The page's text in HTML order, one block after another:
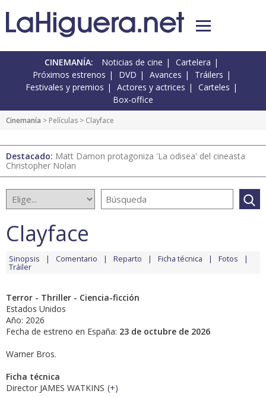
CINEMANÍA: Noticias de cine
Cartelera
Próximos estrenos
DVD Avances
Tráilers
Festivales y premios
Actores y actrices
Carteles
Box-office
Cinemanía > Películas > Clayface
Destacado: Matt Damon protagoniza 'La odisea' del cineasta
Christopher Nolan
Clayface
Sinopsis Comentario Reparto Ficha técnica Fotos
Tráiler
Terror - Thriller - Ciencia-ficción
Estados Unidos
Año: 2026
Fecha de estreno en España: 23 de octubre de 2026
Warner Bros.
Ficha técnica
Director JAMES WATKINS (+)